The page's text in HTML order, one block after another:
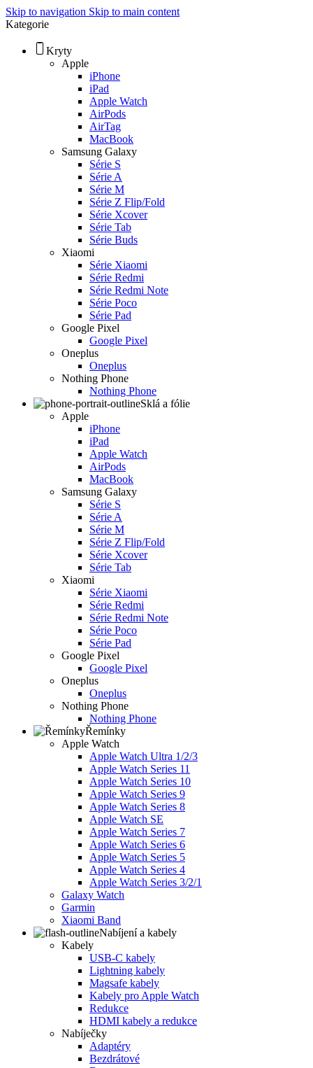
Skip to navigation Skip to main content
Kategorie
Kryty
Apple
iPhone
iPad
Apple Watch
AirPods
AirTag
MacBook
Samsung Galaxy
Série S
Série A
Série M
Série Z Flip/Fold
Série Xcover
Série Tab
Série Buds
Xiaomi
Série Xiaomi
Série Redmi
Série Redmi Note
Série Poco
Série Pad
Google Pixel
Google Pixel
Oneplus
Oneplus
Nothing Phone
Nothing Phone
Sklá a fólie
Apple
iPhone
iPad
Apple Watch
AirPods
MacBook
Samsung Galaxy
Série S
Série A
Série M
Série Z Flip/Fold
Série Xcover
Série Tab
Xiaomi
Série Xiaomi
Série Redmi
Série Redmi Note
Série Poco
Série Pad
Google Pixel
Google Pixel
Oneplus
Oneplus
Nothing Phone
Nothing Phone
Řemínky
Apple Watch
Apple Watch Ultra 1/2/3
Apple Watch Series 11
Apple Watch Series 10
Apple Watch Series 9
Apple Watch Series 8
Apple Watch SE
Apple Watch Series 7
Apple Watch Series 6
Apple Watch Series 5
Apple Watch Series 4
Apple Watch Series 3/2/1
Galaxy Watch
Garmin
Xiaomi Band
Nabíjení a kabely
Kabely
USB-C kabely
Lightning kabely
Magsafe kabely
Kabely pro Apple Watch
Redukce
HDMI kabely a redukce
Nabíječky
Adaptéry
Bezdrátové